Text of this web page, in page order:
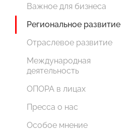
Важное для бизнеса
Региональное развитие
Отраслевое развитие
Международная
деятельность
ОПОРА в лицах
Пресса о нас
Особое мнение